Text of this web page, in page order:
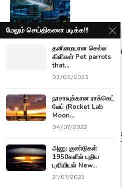
கேரள
தாய்...
18/10/2021
குப்பைகளை
16/10/2021
மேலும் செய்திகளை படிக்க!!!
தனிமையான செல்ல
கிளிகள் Pet parrots
that...
03/05/2023
நாசாவுக்கான ராக்கெட்
லேப் (Rocket Lab
Moon...
04/07/2022
அணு குண்டுகள்
1950களில் புதிய
புவியியல் New...
21/07/2023